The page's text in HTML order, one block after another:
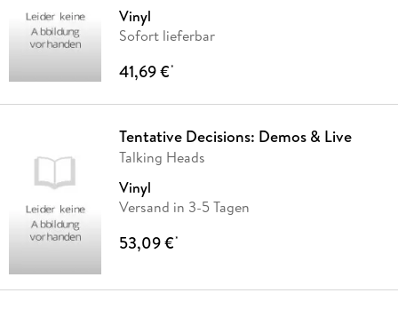
Vinyl
Sofort lieferbar
41,69 €*
Tentative Decisions: Demos & Live
Talking Heads
Vinyl
Versand in 3-5 Tagen
53,09 €*